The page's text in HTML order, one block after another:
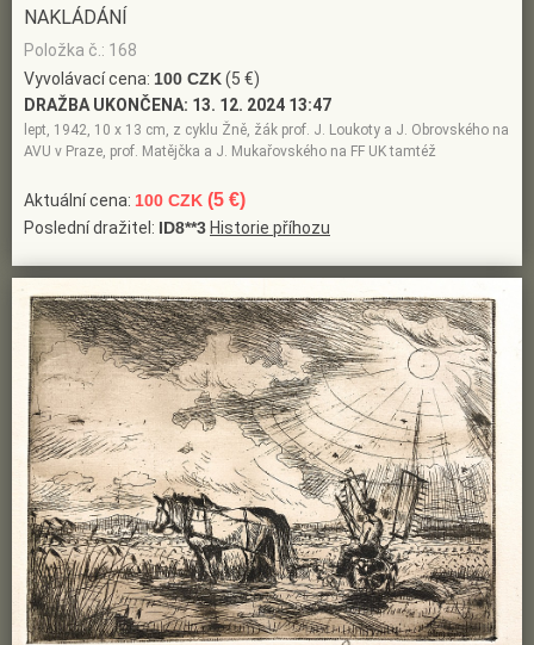
NAKLÁDÁNÍ
Položka č.: 168
Vyvolávací cena: 100 CZK(5 €)
DRAŽBA UKONČENA: 13. 12. 2024 13:47
lept, 1942, 10 x 13 cm, z cyklu Žně, žák prof. J. Loukoty a J. Obrovského na
AVU v Praze, prof. Matějčka a J. Mukařovského na FF UK tamtéž
Aktuální cena: 100 CZK (5 €)
Poslední dražitel: ID8**3 Historie příhozu